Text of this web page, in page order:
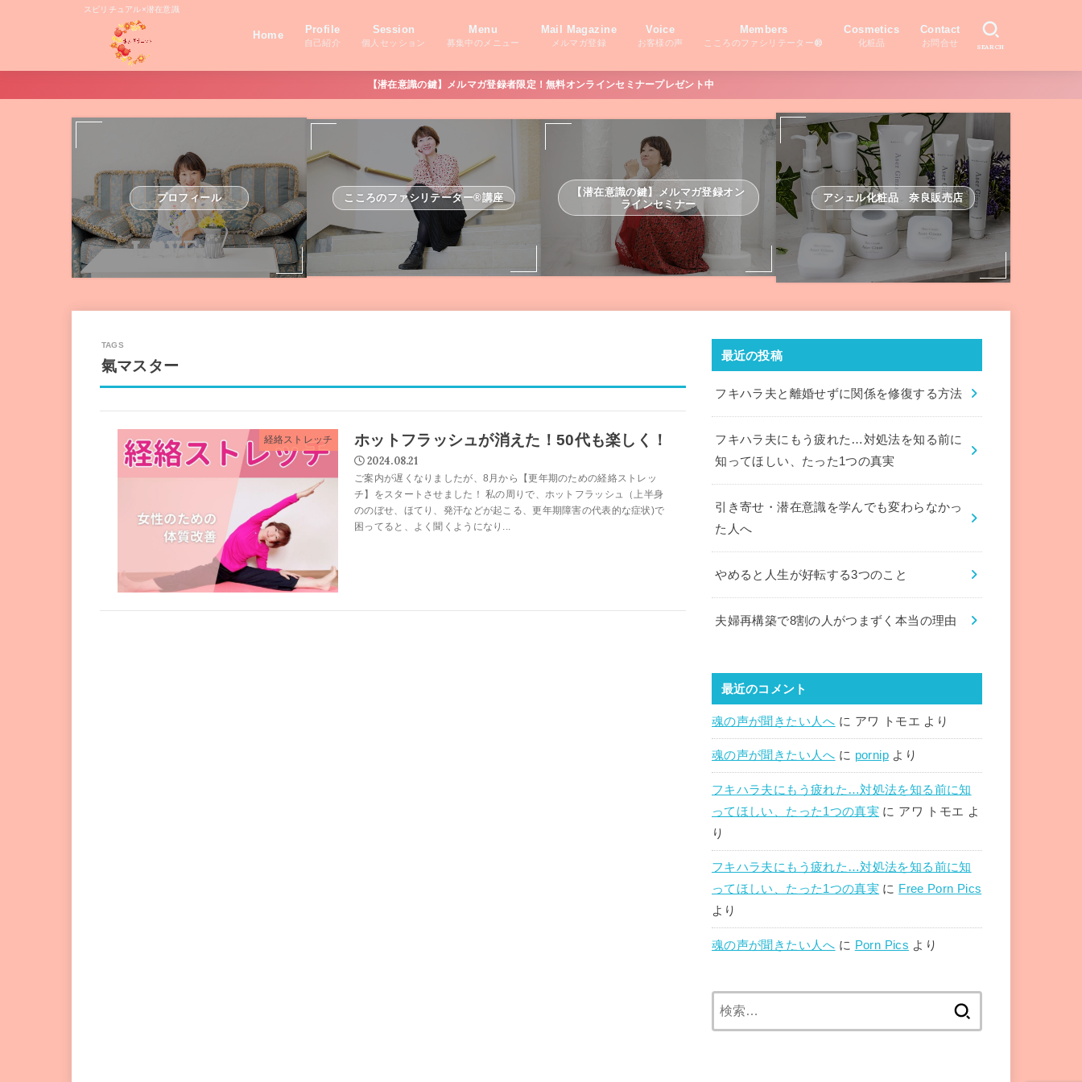
スピリチュアル×潜在意識
Home Profile
自己紹介
Session
個人セッション
Menu
募集中のメニュー
Mail Magazine
メルマガ登録
Voice
お客様の声
Members
こころのファシリテーター®
Cosmetics
化粧品
Contact
お問合せ SEARCH
【潜在意識の鍵】メルマガ登録者限定！無料オンラインセミナープレゼント中
プロフィール こころのファシリテーター®講座
【潜在意識の鍵】メルマガ登録オン
ラインセミナー
アシェル化粧品 奈良販売店
氣マスター
経絡ストレッチ ホットフラッシュが消えた！50代も楽しく！
2024.08.21
ご案内が遅くなりましたが、8月から【更年期のための経絡ストレッ
チ】をスタートさせました！ 私の周りで、ホットフラッシュ（上半身
ののぼせ、ほてり、発汗などが起こる、更年期障害の代表的な症状)で
困ってると、よく聞くようになり...
最近の投稿
フキハラ夫と離婚せずに関係を修復する方法
フキハラ夫にもう疲れた…対処法を知る前に
知ってほしい、たった1つの真実
引き寄せ・潜在意識を学んでも変わらなかっ
た人へ
やめると人生が好転する3つのこと
夫婦再構築で8割の人がつまずく本当の理由
最近のコメント
魂の声が聞きたい人へ に アワ トモエ より
魂の声が聞きたい人へ に pornipより
フキハラ夫にもう疲れた…対処法を知る前に知
ってほしい、たった1つの真実 に アワ トモエ よ
り
フキハラ夫にもう疲れた…対処法を知る前に知
ってほしい、たった1つの真実 に Free Porn Pics
より
魂の声が聞きたい人へ に Porn Pics より